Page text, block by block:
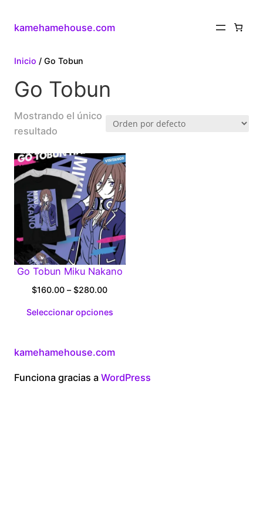
kamehamehouse.com
Inicio / Go Tobun
Go Tobun
Mostrando el único
resultado
Go Tobun Miku Nakano
$160.00 – $280.00Price
$160.00
Seleccionar opciones
kamehamehouse.com
Funciona gracias a WordPress